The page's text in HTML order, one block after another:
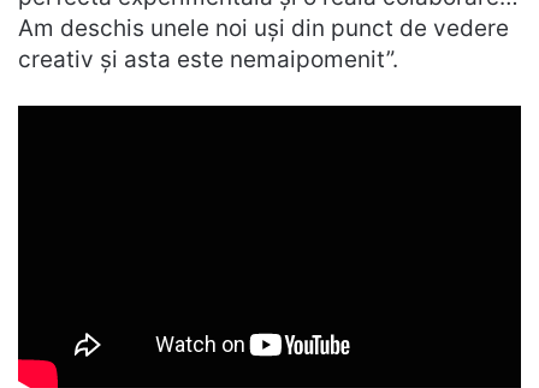
Am deschis unele noi uși din punct de vedere
creativ și asta este nemaipomenit”.